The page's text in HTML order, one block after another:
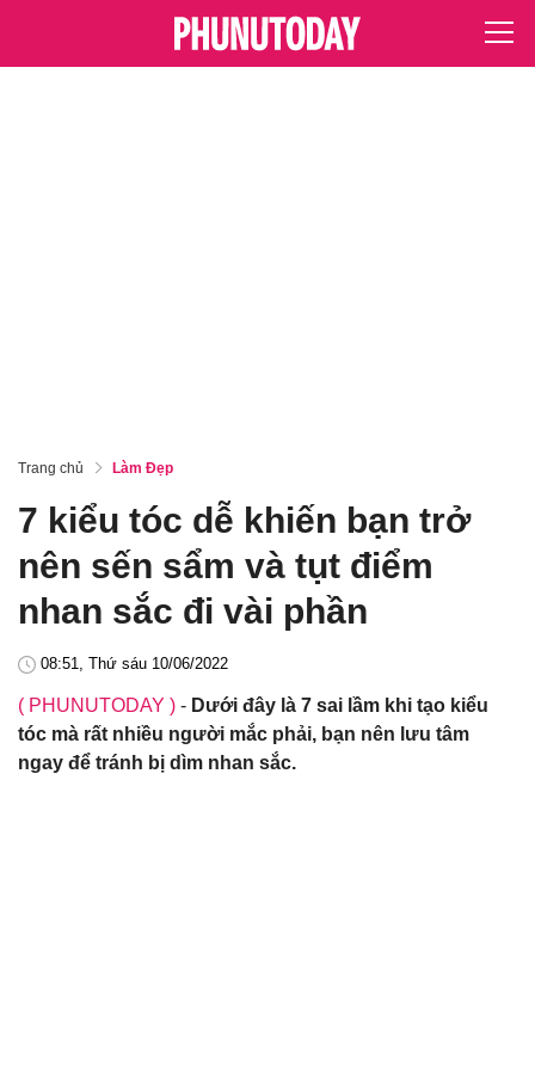
Trang chủ Làm Đẹp
7 kiểu tóc dễ khiến bạn trở
nên sến sẩm và tụt điểm
nhan sắc đi vài phần
08:51, Thứ sáu 10/06/2022
( PHUNUTODAY ) - Dưới đây là 7 sai lầm khi tạo kiểu
tóc mà rất nhiều người mắc phải, bạn nên lưu tâm
ngay để tránh bị dìm nhan sắc.